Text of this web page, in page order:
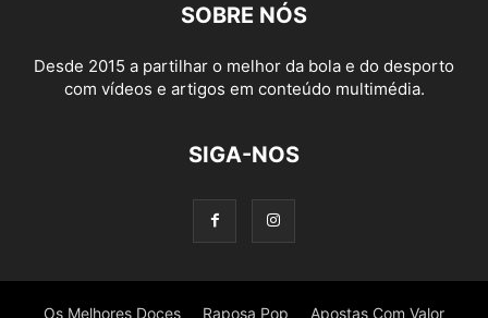
SOBRE NÓS
Desde 2015 a partilhar o melhor da bola e do desporto
com vídeos e artigos em conteúdo multimédia.
SIGA-NOS
Os Melhores Doces Raposa Pop Apostas Com Valor